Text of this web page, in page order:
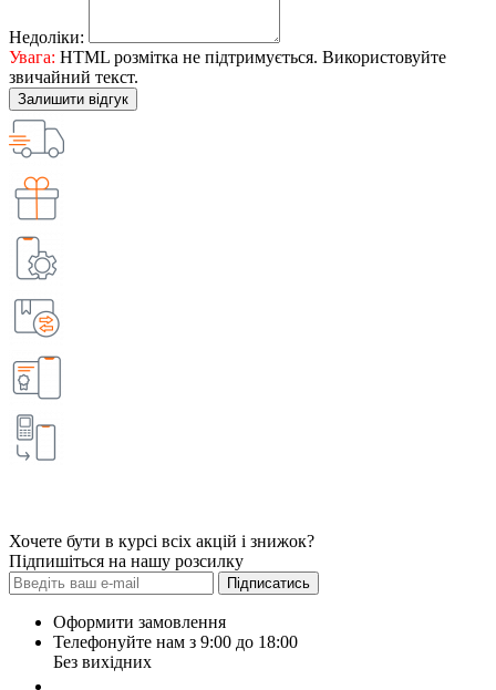
Недоліки:
Увага: HTML розмітка не підтримується. Використовуйте
звичайний текст.
Залишити відгук
Хочете бути в курсі всіх акцій і знижок?
Підпишіться на нашу розсилку
Підписатись
Оформити замовлення
Телефонуйте нам з 9:00 до 18:00
Без вихідних